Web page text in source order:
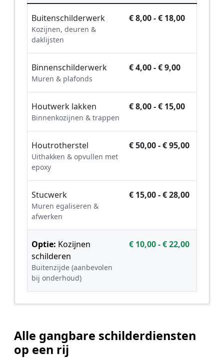
Buitenschilderwerk
Kozijnen, deuren &
daklijsten
€ 8,00 - € 18,00
Binnenschilderwerk
Muren & plafonds
€ 4,00 - € 9,00
Houtwerk lakken
Binnenkozijnen & trappen
€ 8,00 - € 15,00
Houtrotherstel
Uithakken & opvullen met
epoxy
€ 50,00 - € 95,00
Stucwerk
Muren egaliseren &
afwerken
€ 15,00 - € 28,00
Optie: Kozijnen
schilderen
Buitenzijde (aanbevolen
bij onderhoud)
€ 10,00 - € 22,00
Alle gangbare schilderdiensten
op een rij